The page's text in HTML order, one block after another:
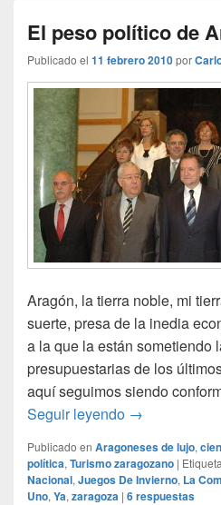
El peso político de
Publicado el 11 febrero 2010por
Aragón, la tierra noble, mi
suerte, presa de la inedia
a la que la están sometiendo
presupuestarias de los
aquí seguimos siendo
Seguir leyendo El peso
→
Publicado en Aragoneses de lujo,
política, Turismo zaragozano |
Nacional, Juegos De Invierno, La
Uno, Ya, zaragoza | 6respuestas